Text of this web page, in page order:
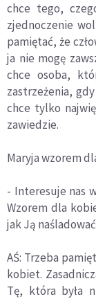
chce tego,
zjednoczenie
pamiętać, że
ja nie mogę
chce osoba,
zastrzeżenia,
chce tylko
zawiedzie.
Maryja wzorem
- Interesuje nas
Wzorem dla
jak Ją
AŚ: Trzeba
kobiet.
Tę, która była